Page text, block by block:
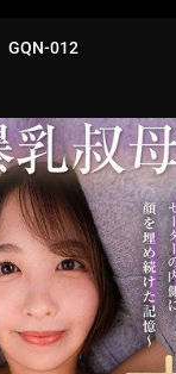
GQN-012